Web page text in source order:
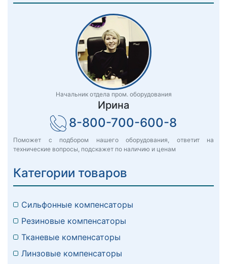
Начальник отдела пром. оборудования
Ирина
8-800-700-600-8
Поможет с подбором нашего оборудования, ответит на
технические вопросы, подскажет по наличию и ценам
Категории товаров
Сильфонные компенсаторы
Резиновые компенсаторы
Тканевые компенсаторы
Линзовые компенсаторы